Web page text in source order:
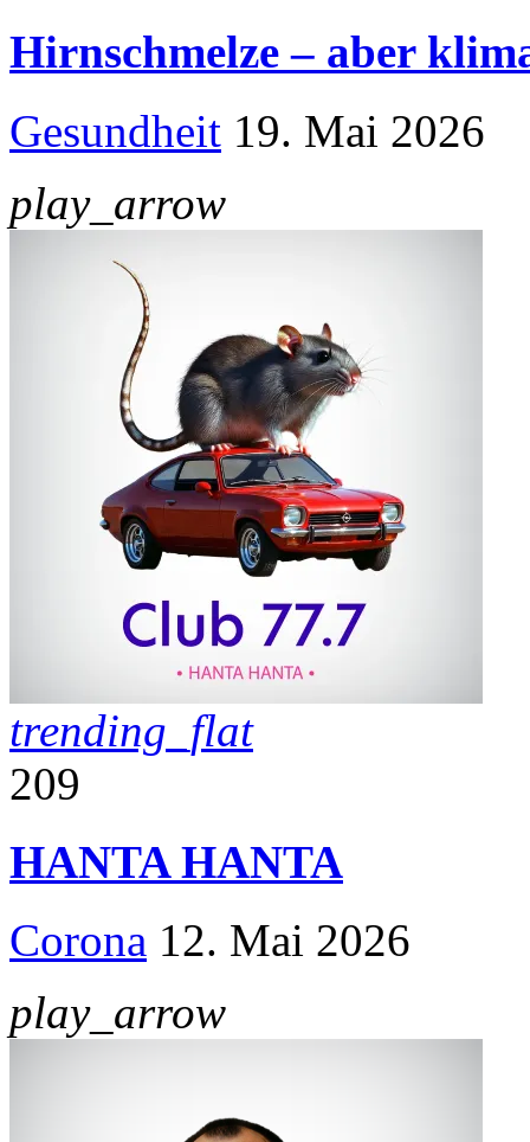
Hirnschmelze – aber
Gesundheit 19. Mai 2026
play_arrow
trending_flat
209
HANTA HANTA
Corona 12. Mai 2026
play_arrow